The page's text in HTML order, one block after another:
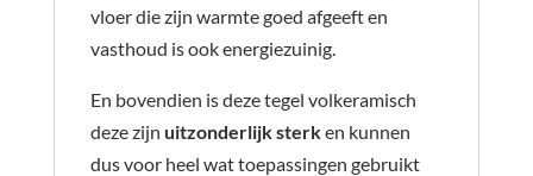
vloer die zijn warmte goed afgeeft en
vasthoud is ook energiezuinig.
En bovendien is deze tegel volkeramisch
deze zijn uitzonderlijk sterken kunnen
dus voor heel wat toepassingen gebruikt